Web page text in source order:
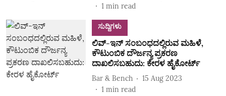
1 min read
ಸುದ್ದಿಗಳು
ಲಿವ್-ಇನ್ ಸಂಬಂಧದಲ್ಲಿರುವ ಮಹಿಳೆ,
ಕೌಟುಂಬಿಕ ದೌರ್ಜನ್ಯ ಪ್ರಕರಣ
ದಾಖಲಿಸಬಹುದು: ಕೇರಳ ಹೈಕೋರ್ಟ್
Bar & Bench
15 Aug 2023
1 min read